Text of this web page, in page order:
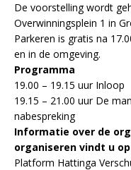
De voorstelling wordt
Overwinningsplein 1 in
Parkeren is gratis na
en in de omgeving.
Programma
19.00 – 19.15 uur Inloop
19.15 – 21.00 uur De
nabespreking
Informatie over de
organiseren vindt u
Platform Hattinga